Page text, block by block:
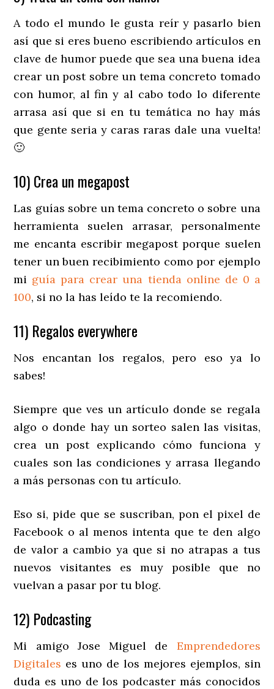
A todo el mundo le gusta reír y pasarlo bien
así que si eres bueno escribiendo artículos en
clave de humor puede que sea una buena idea
crear un post sobre un tema concreto tomado
con humor, al fin y al cabo todo lo diferente
arrasa así que si en tu temática no hay más
que gente seria y caras raras dale una vuelta!
🙂
10) Crea un megapost
Las guías sobre un tema concreto o sobre una
herramienta suelen arrasar, personalmente
me encanta escribir megapost porque suelen
tener un buen recibimiento como por ejemplo
mi guía para crear una tienda online de 0 a
100, si no la has leído te la recomiendo.
11) Regalos everywhere
Nos encantan los regalos, pero eso ya lo
sabes!
Siempre que ves un artículo donde se regala
algo o donde hay un sorteo salen las visitas,
crea un post explicando cómo funciona y
cuales son las condiciones y arrasa llegando
a más personas con tu artículo.
Eso si, pide que se suscriban, pon el pixel de
Facebook o al menos intenta que te den algo
de valor a cambio ya que si no atrapas a tus
nuevos visitantes es muy posible que no
vuelvan a pasar por tu blog.
12) Podcasting
Mi amigo Jose Miguel de Emprendedores
Digitales es uno de los mejores ejemplos, sin
duda es uno de los podcaster más conocidos